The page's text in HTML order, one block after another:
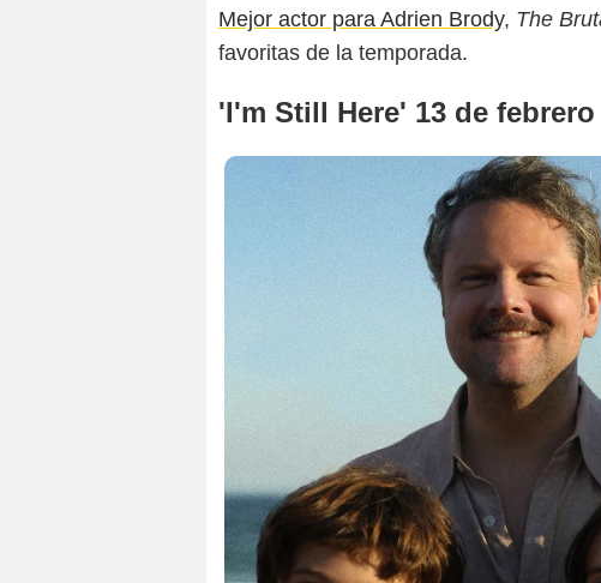
Mejor actor para Adrien Brody, The
favoritas de la temporada.
'I'm Still Here' 13 de febrero